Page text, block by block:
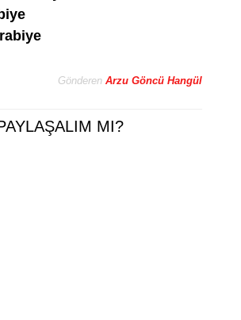
Gönderen Arzu Göncü Hangül
MI?